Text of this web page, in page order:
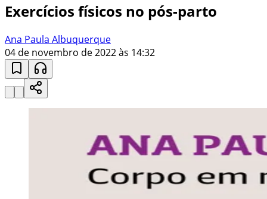
Exercícios físicos no pós-parto
Ana Paula Albuquerque
04 de novembro de 2022 às 14:32